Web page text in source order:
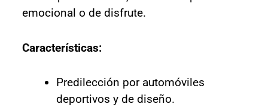
emocional o de disfrute.
Características:
Predilección por automóviles
deportivos y de diseño.